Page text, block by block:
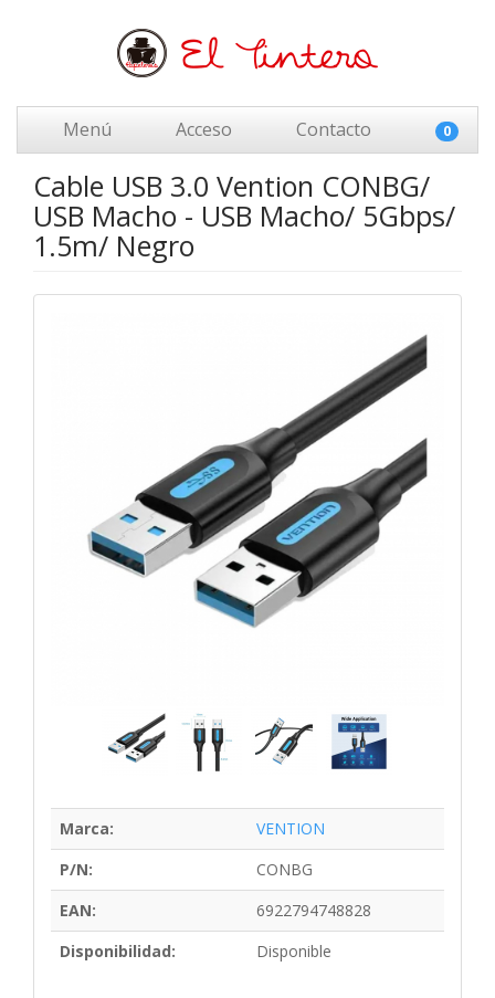
Menú Acceso Contacto 0
Cable USB 3.0 Vention CONBG/
USB Macho - USB Macho/ 5Gbps/
1.5m/ Negro
Marca:
VENTION
P/N:
CONBG
EAN:
6922794748828
Disponibilidad:
Disponible